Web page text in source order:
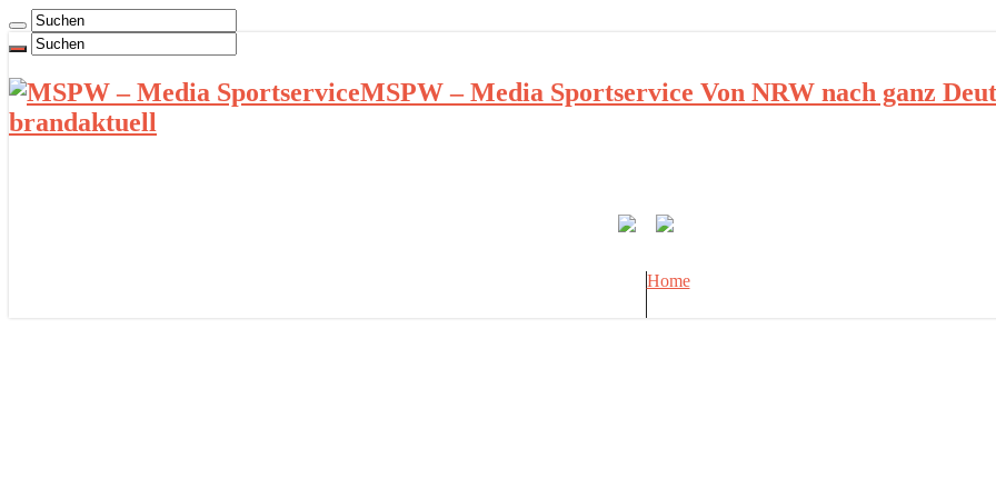
MSPW – Media Sportservice Von NRW nach ganz
brandaktuell
Home